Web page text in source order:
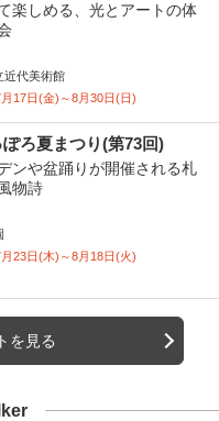
楽しめる、光とアートの体
近代美術館
17日(金)～8月30日(日)
ろ夏まつり(第73回)
ンや盆踊りが開催される札
物詩
23日(木)～8月18日(火)
を見る